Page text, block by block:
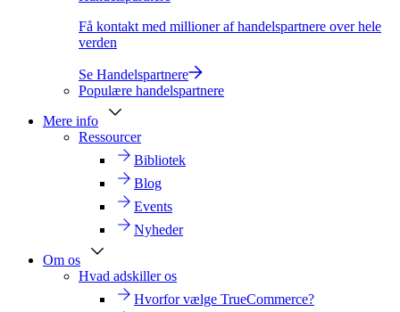
Få kontakt med millioner af handelspartnere over hele
verden
Se Handelspartnere
Populære handelspartnere
Mere info
Ressourcer
Bibliotek
Blog
Events
Nyheder
Om os
Hvad adskiller os
Hvorfor vælge TrueCommerce?